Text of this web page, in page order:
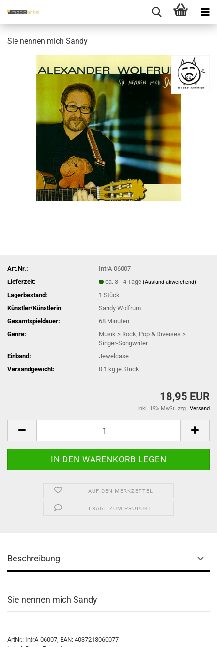
Sie nen­nen mich Sandy
Art.Nr.:
IntrA-06007
Lieferzeit:
ca. 3 - 4 Tage(Ausland abweichend)
Lagerbestand: 1Stück
Künstler/Künstlerin:
Sandy Wolfrum
Gesamtspieldauer:
68 Minuten
Genre:
Musik > Rock, Pop & Diverses >
Singer-Songwriter
Einband:
Jewelcase
Versandgewicht:
0.1 kg je Stück
18,95 EUR
inkl. 19% MwSt. zzgl. Versand
AUF DEN MERKZETTEL
FRAGE ZUM PRODUKT
Beschreibung
Sie nennen mich Sandy
ArtNr.: IntrA-06007, EAN: 4037213060077